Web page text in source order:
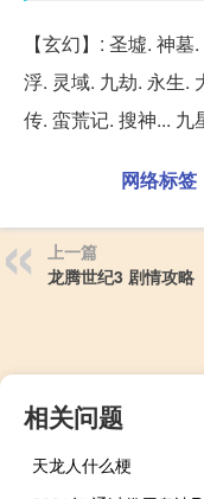
【玄幻】: 圣墟. 神
浮. 灵域. 九劫. 永生.
传. 蛮荒记. 搜神... 九
网络标签
上一篇
龙腾世纪3 剧情攻略
相关问题
天龙人什么梗